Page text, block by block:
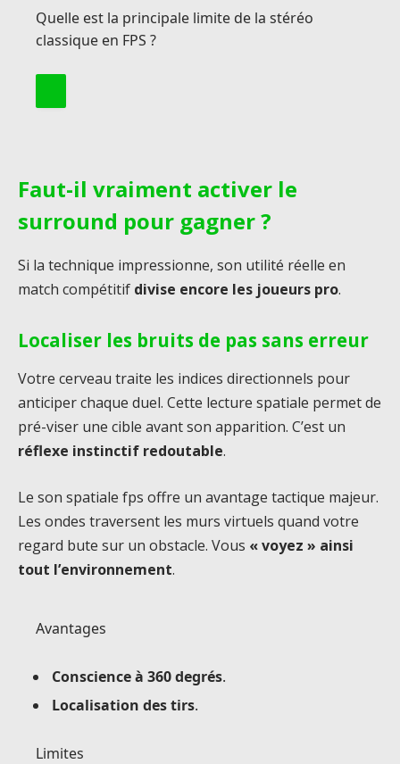
Quelle est la principale limite de la stéréo
classique en FPS ?
Faut-il vraiment activer le
surround pour gagner ?
Si la technique impressionne, son utilité réelle en
match compétitif divise encore les joueurs pro.
Localiser les bruits de pas sans erreur
Votre cerveau traite les indices directionnels pour
anticiper chaque duel. Cette lecture spatiale permet de
pré-viser une cible avant son apparition. C’est un
réflexe instinctif redoutable.
Le son spatiale fps offre un avantage tactique majeur.
Les ondes traversent les murs virtuels quand votre
regard bute sur un obstacle. Vous « voyez » ainsi
tout l’environnement.
Avantages
Conscience à 360 degrés.
Localisation des tirs.
Limites